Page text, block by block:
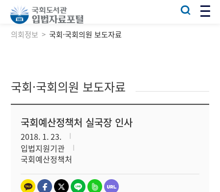
의회정보 국회·국회의원 보도자료
국회·국회의원 보도자료
국회예산정책처 실국장 인사
2018. 1. 23.
입법지원기관
국회예산정책처